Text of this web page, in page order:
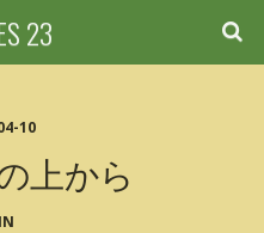
23
10
上から